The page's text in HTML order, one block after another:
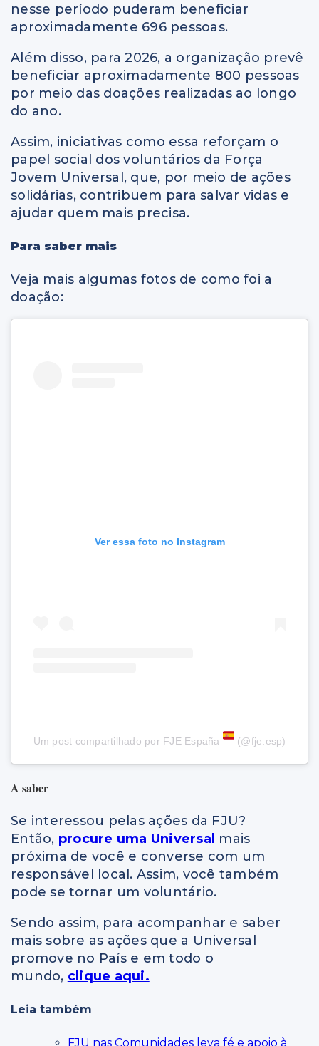
nesse período puderam beneficiar
aproximadamente 696 pessoas.
Além disso, para 2026, a organização prevê
beneficiar aproximadamente 800 pessoas
por meio das doações realizadas ao longo
do ano.
Assim, iniciativas como essa reforçam o
papel social dos voluntários da Força
Jovem Universal, que, por meio de ações
solidárias, contribuem para salvar vidas e
ajudar quem mais precisa.
Para saber mais
Veja mais algumas fotos de como foi a
doação:
Ver essa foto no Instagram
Um post compartilhado por FJE España (@fje.esp)
A saber
Se interessou pelas ações da FJU?
Então, procure uma Universal mais
próxima de você e converse com um
responsável local. Assim, você também
pode se tornar um voluntário.
Sendo assim, para acompanhar e saber
mais sobre as ações que a Universal
promove no País e em todo o
mundo, clique aqui.
Leia também
FJU nas Comunidades leva fé e apoio à